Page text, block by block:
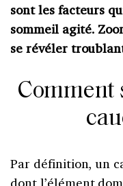
sont les facteurs
sommeil agité.
se révéler
Comment
Par définition, un
dont l’élément